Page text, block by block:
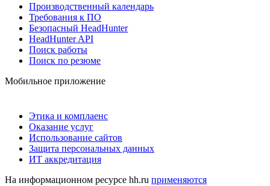
Производственный календарь
Требования к ПО
Безопасный HeadHunter
HeadHunter API
Поиск работы
Поиск по резюме
Мобильное приложение
Этика и комплаенс
Оказание услуг
Использование сайтов
Защита персональных данных
ИТ аккредитация
На информационном ресурсе hh.ru применяются